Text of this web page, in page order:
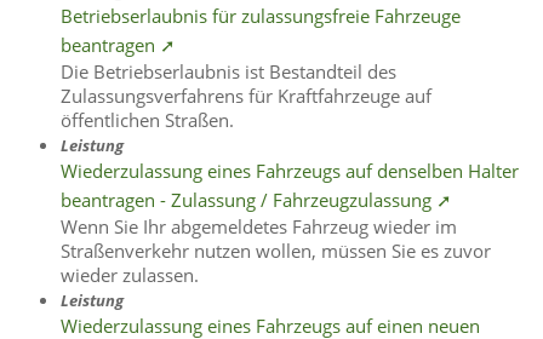
Betriebserlaubnis für zulassungsfreie Fahrzeuge
beantragen ➚
Die Betriebserlaubnis ist Bestandteil des
Zulassungsverfahrens für Kraftfahrzeuge auf
öffentlichen Straßen.
Leistung
Wiederzulassung eines Fahrzeugs auf denselben Halter
beantragen - Zulassung / Fahrzeugzulassung ➚
Wenn Sie Ihr abgemeldetes Fahrzeug wieder im
Straßenverkehr nutzen wollen, müssen Sie es zuvor
wieder zulassen.
Leistung
Wiederzulassung eines Fahrzeugs auf einen neuen